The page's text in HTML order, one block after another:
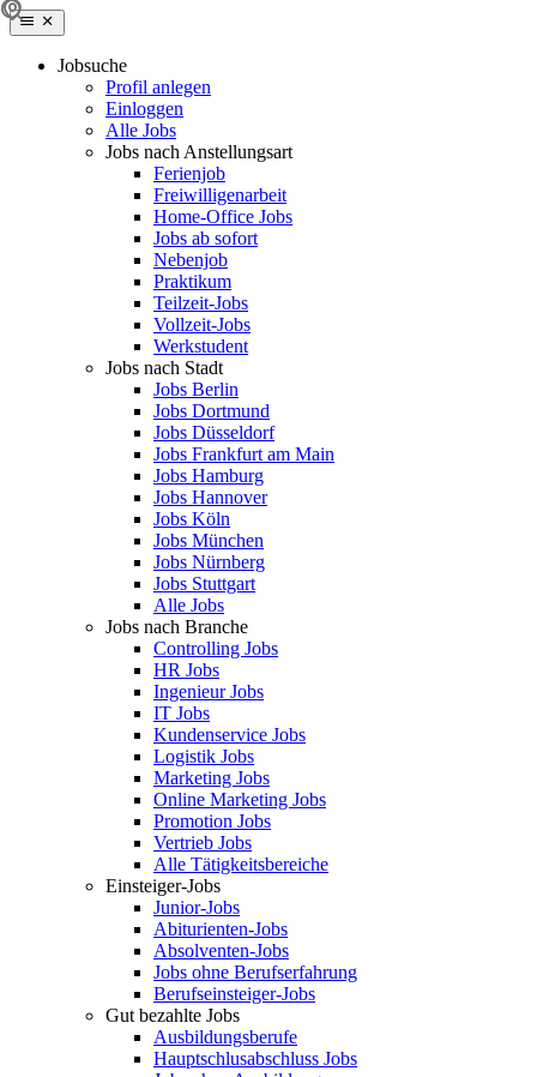
Jobsuche
Profil anlegen
Einloggen
Alle Jobs
Jobs nach Anstellungsart
Ferienjob
Freiwilligenarbeit
Home-Office Jobs
Jobs ab sofort
Nebenjob
Praktikum
Teilzeit-Jobs
Vollzeit-Jobs
Werkstudent
Jobs nach Stadt
Jobs Berlin
Jobs Dortmund
Jobs Düsseldorf
Jobs Frankfurt am Main
Jobs Hamburg
Jobs Hannover
Jobs Köln
Jobs München
Jobs Nürnberg
Jobs Stuttgart
Alle Jobs
Jobs nach Branche
Controlling Jobs
HR Jobs
Ingenieur Jobs
IT Jobs
Kundenservice Jobs
Logistik Jobs
Marketing Jobs
Online Marketing Jobs
Promotion Jobs
Vertrieb Jobs
Alle Tätigkeitsbereiche
Einsteiger-Jobs
Junior-Jobs
Abiturienten-Jobs
Absolventen-Jobs
Jobs ohne Berufserfahrung
Berufseinsteiger-Jobs
Gut bezahlte Jobs
Ausbildungsberufe
Hauptschlusabschluss Jobs